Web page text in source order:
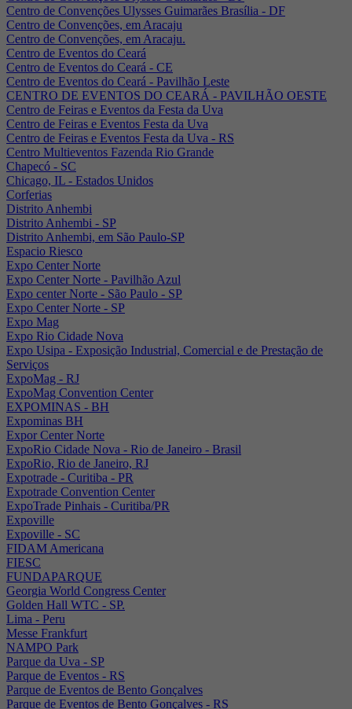
Centro de Convenções Ulysses Guimarães Brasília - DF
Centro de Convenções, em Aracaju
Centro de Convenções, em Aracaju.
Centro de Eventos do Ceará
Centro de Eventos do Ceará - CE
Centro de Eventos do Ceará - Pavilhão Leste
CENTRO DE EVENTOS DO CEARÁ - PAVILHÃO OESTE
Centro de Feiras e Eventos da Festa da Uva
Centro de Feiras e Eventos Festa da Uva
Centro de Feiras e Eventos Festa da Uva - RS
Centro Multieventos Fazenda Rio Grande
Chapecó - SC
Chicago, IL - Estados Unidos
Corferias
Distrito Anhembi
Distrito Anhembi - SP
Distrito Anhembi, em São Paulo-SP
Espacio Riesco
Expo Center Norte
Expo Center Norte - Pavilhão Azul
Expo center Norte - São Paulo - SP
Expo Center Norte - SP
Expo Mag
Expo Rio Cidade Nova
Expo Usipa - Exposição Industrial, Comercial e de Prestação de
Serviços
ExpoMag - RJ
ExpoMag Convention Center
EXPOMINAS - BH
Expominas BH
Expor Center Norte
ExpoRio Cidade Nova - Rio de Janeiro - Brasil
ExpoRio, Rio de Janeiro, RJ
Expotrade - Curitiba - PR
Expotrade Convention Center
ExpoTrade Pinhais - Curitiba/PR
Expoville
Expoville - SC
FIDAM Americana
FIESC
FUNDAPARQUE
Georgia World Congress Center
Golden Hall WTC - SP.
Lima - Peru
Messe Frankfurt
NAMPO Park
Parque da Uva - SP
Parque de Eventos - RS
Parque de Eventos de Bento Gonçalves
Parque de Eventos de Bento Gonçalves - RS